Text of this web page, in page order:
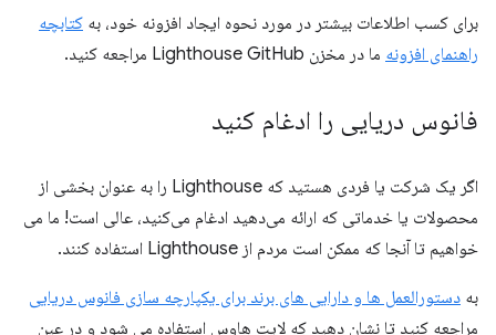
برای کسب اطلاعات بیشتر در مورد نحوه ایجاد افزونه خود، به کتابچه
راهنمای افزونه ما در مخزن Lighthouse GitHub مراجعه کنید.
فانوس دریایی را ادغام کنید
اگر یک شرکت یا فردی هستید که Lighthouse را به عنوان بخشی از
محصولات یا خدماتی که ارائه می‌دهید ادغام می‌کنید، عالی است! ما می
خواهیم تا آنجا که ممکن است مردم از Lighthouse استفاده کنند.
به دستورالعمل ها و دارایی های برند برای یکپارچه سازی فانوس دریایی
مراجعه کنید تا نشان دهید که لایت هاوس استفاده می شود و در عین